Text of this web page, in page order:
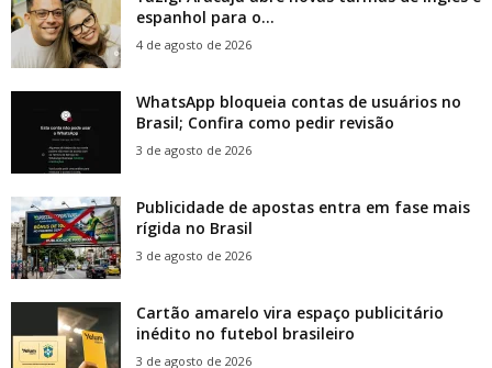
espanhol para o...
4 de agosto de 2026
WhatsApp bloqueia contas de usuários no
Brasil; Confira como pedir revisão
3 de agosto de 2026
Publicidade de apostas entra em fase mais
rígida no Brasil
3 de agosto de 2026
Cartão amarelo vira espaço publicitário
inédito no futebol brasileiro
3 de agosto de 2026